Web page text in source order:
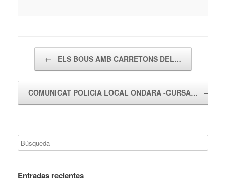
← ELS BOUS AMB CARRETONS DEL…
COMUNICAT POLICIA LOCAL ONDARA -CURSA… →
Entradas recientes